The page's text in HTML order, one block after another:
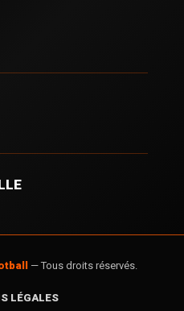
— Tous droits réservés.
LÉGALES